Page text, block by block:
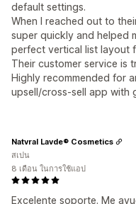
default settings.
When I reached out to
super quickly and helped
perfect vertical list layout
Their customer service is
Highly recommended for
upsell/cross-sell app with
Excelente soporte. Me
Natvral Lavde® Cosmetics
สเปน
8 เดือน ในการใช้แอป